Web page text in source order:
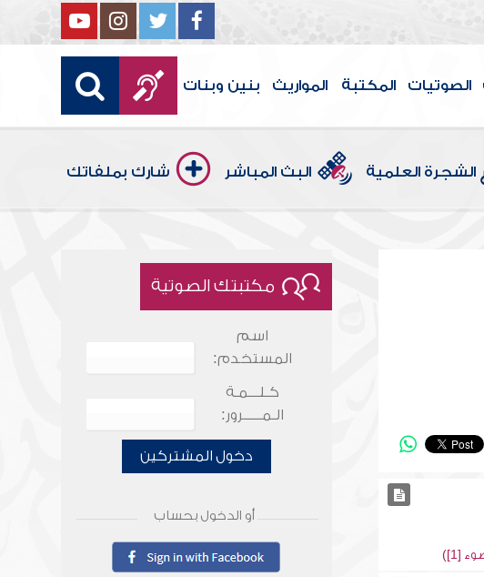
الصوتيات المكتبة المواريث بنين وبنات
الشجرة العلمية البث المباشر شارك بملفاتك
[1])
مكتبتك الصوتية
اسم
المستخدم:
كـلـــمـة
الـمـــــرور:
دخول المشتركين
أو الدخول بحساب